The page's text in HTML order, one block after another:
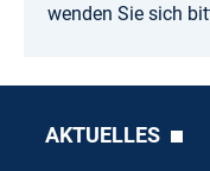
wenden Sie sich
AKTUELLES